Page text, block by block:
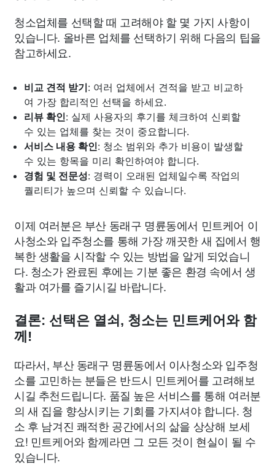
청소업체를 선택할 때 고려해야 할 몇 가지 사항이
있습니다. 올바른 업체를 선택하기 위해 다음의 팁을
참고하세요.
비교 견적 받기: 여러 업체에서 견적을 받고 비교하
여 가장 합리적인 선택을 하세요.
리뷰 확인: 실제 사용자의 후기를 체크하여 신뢰할
수 있는 업체를 찾는 것이 중요합니다.
서비스 내용 확인: 청소 범위와 추가 비용이 발생할
수 있는 항목을 미리 확인하여야 합니다.
경험 및 전문성: 경력이 오래된 업체일수록 작업의
퀄리티가 높으며 신뢰할 수 있습니다.
이제 여러분은 부산 동래구 명륜동에서 민트케어 이
사청소와 입주청소를 통해 가장 깨끗한 새 집에서 행
복한 생활을 시작할 수 있는 방법을 알게 되었습니
다. 청소가 완료된 후에는 기분 좋은 환경 속에서 생
활과 여가를 즐기시길 바랍니다.
결론: 선택은 열쇠, 청소는 민트케어와 함
께!
따라서, 부산 동래구 명륜동에서 이사청소와 입주청
소를 고민하는 분들은 반드시 민트케어를 고려해보
시길 추천드립니다. 품질 높은 서비스를 통해 여러분
의 새 집을 향상시키는 기회를 가지셔야 합니다. 청
소 후 남겨진 쾌적한 공간에서의 삶을 상상해 보세
요! 민트케어와 함께라면 그 모든 것이 현실이 될 수
있습니다.